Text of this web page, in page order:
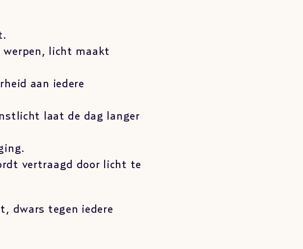
werpen, licht maakt
aan iedere
laat de dag langer
vertraagd door licht te
dwars tegen iedere